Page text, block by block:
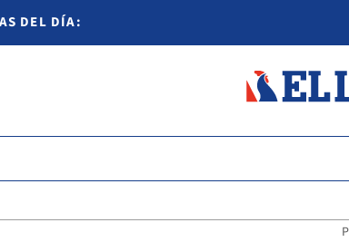
DEL DÍA: